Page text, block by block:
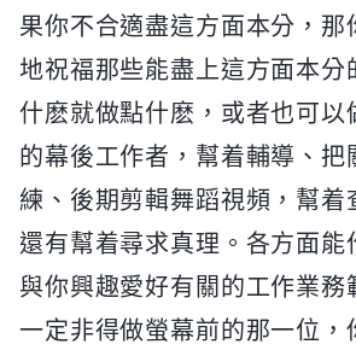
果你不合適盡這方面本分，那
地祝福那些能盡上這方面本分
什麽就做點什麽，或者也可以
的幕後工作者，幫着輔導、把
練、後期剪輯舞蹈視頻，幫着
還有幫着尋求真理。各方面能
與你興趣愛好有關的工作業務
一定非得做螢幕前的那一位，